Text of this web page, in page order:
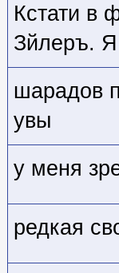
Кстати в
Зйлеръ. Я
шарадов
увы
у меня
редкая